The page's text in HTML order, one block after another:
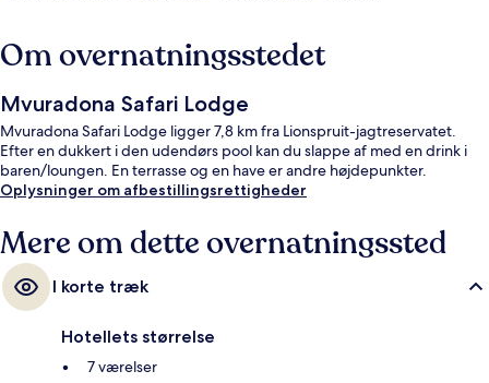
Om overnatningsstedet
Mvuradona Safari Lodge
Mvuradona Safari Lodge ligger 7,8 km fra Lionspruit-jagtreservatet.
Efter en dukkert i den udendørs pool kan du slappe af med en drink i
baren/loungen. En terrasse og en have er andre højdepunkter.
Oplysninger om afbestillingsrettigheder
Mere om dette overnatningssted
I korte træk
Hotellets størrelse
7 værelser